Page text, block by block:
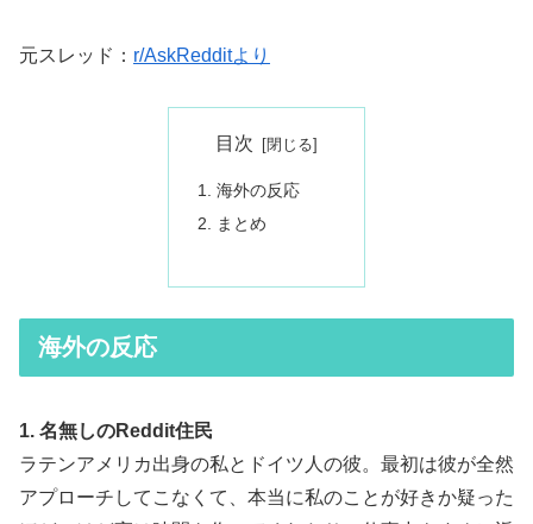
元スレッド： r/AskRedditより
目次
海外の反応
まとめ
海外の反応
1. 名無しのReddit住民
ラテンアメリカ出身の私とドイツ人の彼。最初は彼が全然
アプローチしてこなくて、本当に私のことが好きか疑った